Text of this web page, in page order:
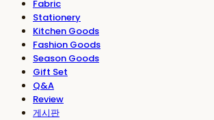
Fabric
Stationery
Kitchen Goods
Fashion Goods
Season Goods
Gift Set
Q&A
Review
게시판